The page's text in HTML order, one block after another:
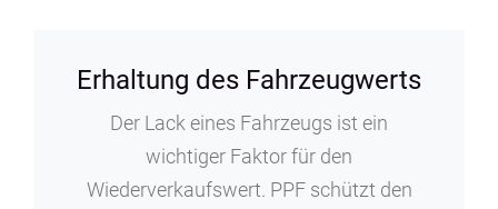
Erhaltung des Fahrzeugwerts
Der Lack eines Fahrzeugs ist ein
wichtiger Faktor für den
Wiederverkaufswert. PPF schützt den